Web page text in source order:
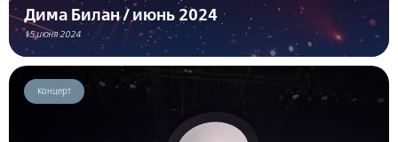
Дима Билан / июнь 2024
15 июня 2024
Концерт